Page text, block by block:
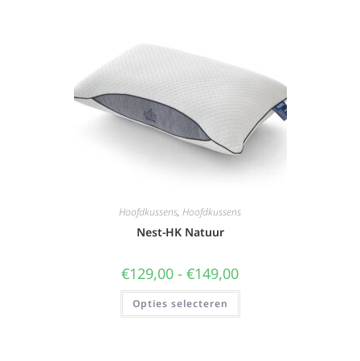
Hoofdkussens, Hoofdkussens
Nest-HK Natuur
€129,00 - €149,00
Opties selecteren